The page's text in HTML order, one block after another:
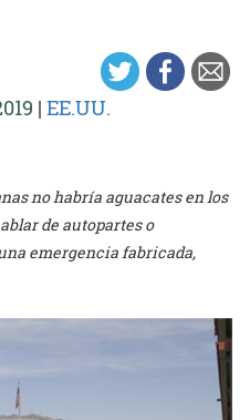
| EE.UU.
no habría aguacates en los
de autopartes o
emergencia fabricada,